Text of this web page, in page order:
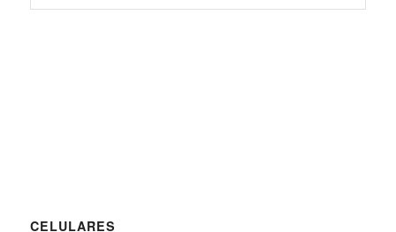
CELULARES